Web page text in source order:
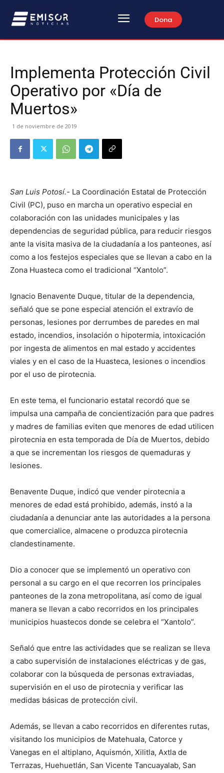
Dona
Implementa Protección Civil
Operativo por «Día de
Muertos»
1 de noviembre de 2019
San Luis Potosí.- La Coordinación Estatal de Protección
Civil (PC), puso en marcha un operativo especial en
colaboración con las unidades municipales y las
dependencias de seguridad pública, para reducir riesgos
ante la visita masiva de la ciudadanía a los panteones, así
como a los festejos especiales que se llevan a cabo en la
Zona Huasteca como el tradicional “Xantolo”.
Ignacio Benavente Duque, titular de la dependencia,
señaló que se pone especial atención el extravío de
personas, lesiones por derrumbes de paredes en mal
estado, incendios, insolación o hipotermia, intoxicación
por ingesta de alimentos en mal estado y accidentes
viales y en el caso de la Huasteca, lesiones o incendios
por el uso de pirotecnia.
En este tema, el funcionario estatal recordó que se
impulsa una campaña de concientización para que padres
y madres de familias eviten que menores de edad utilicen
pirotecnia en esta temporada de Día de Muertos, debido
a que se incrementan los riesgos de quemaduras y
lesiones.
Benavente Duque, indicó que vender pirotecnia a
menores de edad está prohibido, además, instó a la
ciudadanía a denunciar ante las autoridades a la persona
que comercialice, almacene o produzca pirotecnia
clandestinamente.
Dio a conocer que se implementó un operativo con
personal a su cargo en el que recorren los principales
panteones de la zona metropolitana, así como de igual
manera se llevan a cabo recorridos en los principales
municipios huastecos donde se celebra el “Xantolo”.
Señaló que entre las actividades que se realizan se lleva
a cabo supervisión de instalaciones eléctricas y de gas,
colaborar con la búsqueda de personas extraviadas,
supervisión en el uso de pirotecnia y verificar las
medidas básicas de protección civil.
Además, se llevan a cabo recorridos en diferentes rutas,
visitando los municipios de Matehuala, Catorce y
Vanegas en el altiplano, Aquismón, Xilitla, Axtla de
Terrazas, Huehuetlán, San Vicente Tancuayalab, San